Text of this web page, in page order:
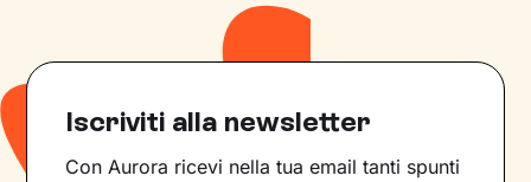
Iscriviti alla newsletter
Con Aurora ricevi nella tua email tanti spunti